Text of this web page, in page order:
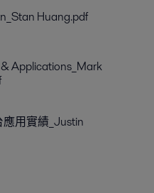
Huang.pdf
Applications_Mark
用實績_Justin